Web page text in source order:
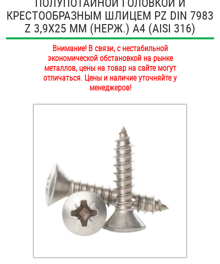
ОПЛАТА И ДОСТАВКА
НАШИ МАГАЗИНЫ
Втулки
Гайки
Дюбели
Дюймовый крепёж
Крюки, кольца с метрической резьбой
Крюки, кольца с шурупной резьбой
КРЕСТООБРАЗНЫМ ШЛИЦЕМ PZ DIN 7983
Z 3,9Х25 ММ (НЕРЖ.) A4 (AISI 316)
Внимание! В связи, с нестабильной
экономической обстановкой на рынке
металлов, цены на товар на сайте могут
отличаться. Цены и наличие уточняйте у
менеджеров!